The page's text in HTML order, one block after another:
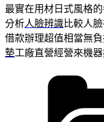
最實在用材日式風格
分析人臉辨識比較人
借款辦理超值相當無
墊工廠直營經營來機